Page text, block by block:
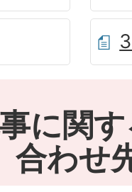
に関
合わせ